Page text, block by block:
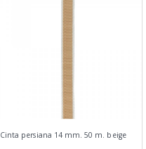
Cinta persiana 14 mm. 50 m. beige